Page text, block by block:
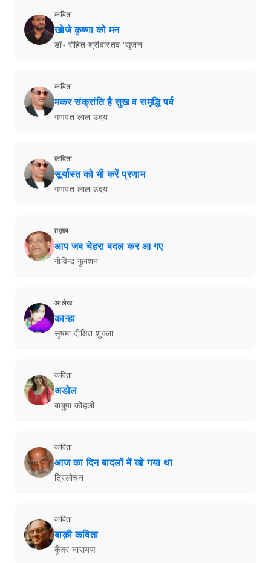
कविता
खोजे कृष्णा को मन
डॉ॰ रोहित श्रीवास्तव 'सृजन'
कविता
मकर संक्रांति है सुख व समृद्धि पर्व
गणपत लाल उदय
कविता
सूर्यास्त को भी करें प्रणाम
गणपत लाल उदय
ग़ज़ल
आप जब चेहरा बदल कर आ गए
गोविन्द गुलशन
आलेख
कान्हा
सुषमा दीक्षित शुक्ला
कविता
अडोल
बाबुषा कोहली
कविता
आज का दिन बादलों में खो गया था
त्रिलोचन
कविता
बाक़ी कविता
कुँवर नारायण